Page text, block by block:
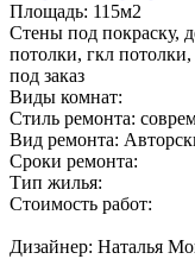
Площадь: 115м2
Стены под покраску,
потолки, гкл
под заказ
Виды комнат:
Стиль ремонта:
Вид ремонта:
Сроки ремонта:
Тип жилья:
Стоимость работ:
Дизайнер: Наталья